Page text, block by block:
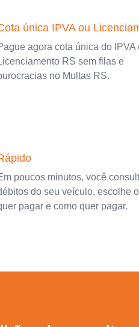
única IPVA ou
agora cota única do IPVA
RS sem filas e
no Multas RS.
poucos minutos, você
do seu veículo, escolhe
pagar e como quer pagar.